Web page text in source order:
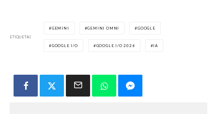
ETIQUETAS
GEMINI GEMINI OMNI GOOGLE
GOOGLE I/O GOOGLE I/O 2026 IA